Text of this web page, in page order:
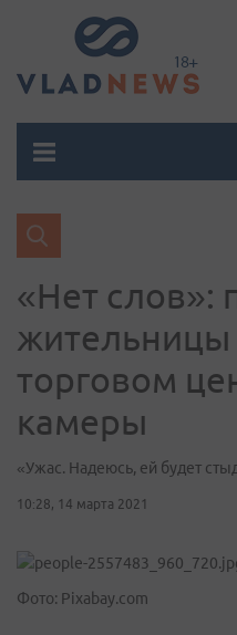
«Нет слов»:
жительницы
торговом
камеры
«Ужас. Надеюсь, ей будет
10:28, 14 марта 2021
Фото: Pixabay.com